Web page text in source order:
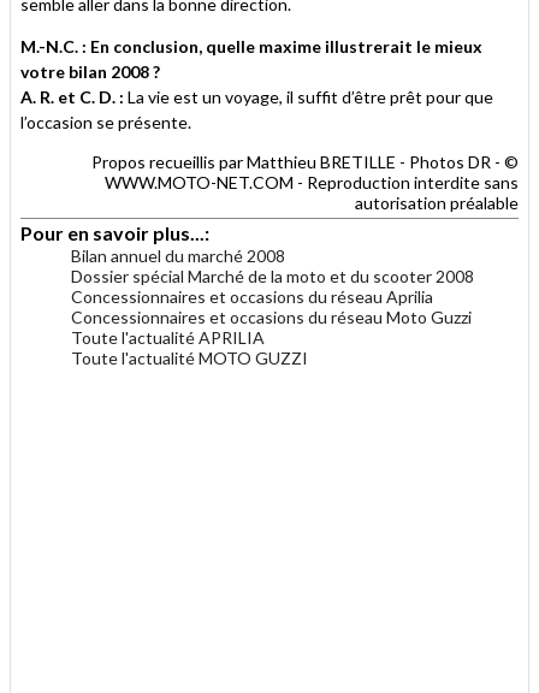
M.-N.C. : En conclusion, quelle maxime illustrerait le mieux
votre bilan 2008 ?
A. R. et C. D. : La vie est un voyage, il suffit d’être prêt pour que
l’occasion se présente.
Propos recueillis par Matthieu BRETILLE - Photos DR - ©
WWW.MOTO-NET.COM - Reproduction interdite sans
autorisation préalable
Pour en savoir plus...:
Bilan annuel du marché 2008
Dossier spécial Marché de la moto et du scooter 2008
Concessionnaires et occasions du réseau Aprilia
Concessionnaires et occasions du réseau Moto Guzzi
Toute l'actualité APRILIA
Toute l'actualité MOTO GUZZI